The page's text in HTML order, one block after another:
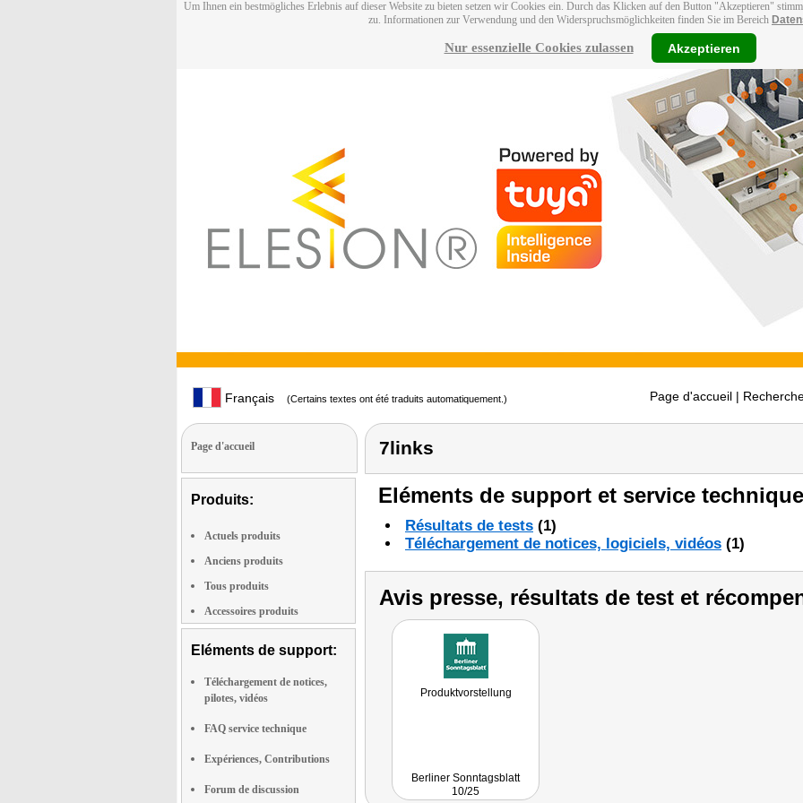
Um Ihnen ein bestmögliches Erlebnis auf dieser Website zu bieten setzen wir Cookies ein. Durch das Klicken auf den Button "Akzeptieren"
zu. Informationen zur Verwendung und den Widerspruchsmöglichkeiten finden Sie im Bereich
Nur essenzielle Cookies zulassen Akzeptieren
Français (Certains textes ont été traduits automatiquement.) Page d'accueil |
Page d'accueil
Produits:
Actuels produits
Anciens produits
Tous produits
Accessoires produits
Eléments de support:
Téléchargement de notices,
pilotes, vidéos
FAQ service technique
Expériences, Contributions
Forum de discussion
7links
Eléments de support et service
Résultats de tests (1)
Téléchargement de notices, logiciels, vidéos (1)
Avis presse, résultats de test et
Produktvorstellung
Berliner Sonntagsblatt
10/25